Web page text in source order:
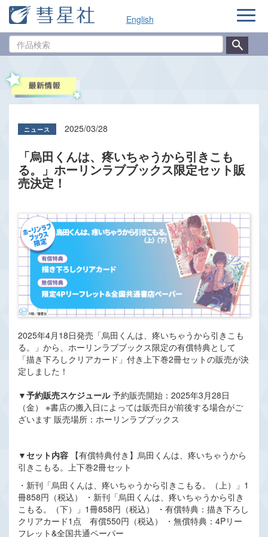
English
品
ナ
ゲ
2025/03/28
「烏田くんは、疼いちゃうから引きこも
る。」ホーリンラブブックス限定セット販
売決定！
2025年4月18日発売「烏田くんは、疼いちゃうから引きこも
る。」から、ホーリンラブブックス限定の有償特典として
「描き下ろしクリアカード」付き上下巻2冊セットの販売が決
定しました！
▼予約販売スケジュール予約販売開始：2025年3月28日
（金） ※書店の搬入日によっては販売日が前後する場合がご
ざいます 販売場所：ホーリンラブブックス
▼セット内容 【有償特典付き】烏田くんは、疼いちゃうから
引きこもる。上下巻2冊セット
・新刊「烏田くんは、疼いちゃうから引きこもる。（上）」1
冊858円（税込） ・新刊「烏田くんは、疼いちゃうから引き
こもる。（下）」1冊858円（税込） ・有償特典：描き下ろし
クリアカード1点 有償550円（税込） ・無償特典：4Pリー
フレット&全国共通ペーパー